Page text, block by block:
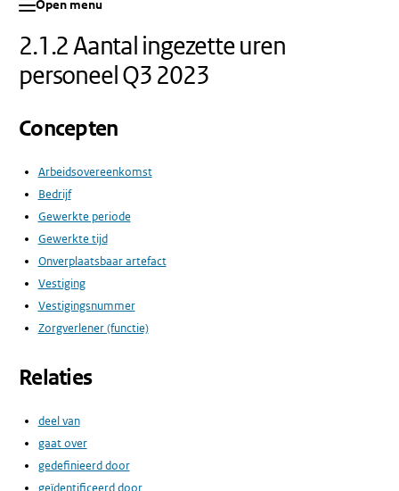
Open menu
2.1.2 Aantal ingezette uren
personeel Q3 2023
Concepten
Arbeidsovereenkomst
Bedrijf
Gewerkte periode
Gewerkte tijd
Onverplaatsbaar artefact
Vestiging
Vestigingsnummer
Zorgverlener (functie)
Relaties
deel van
gaat over
gedefinieerd door
geïdentificeerd door